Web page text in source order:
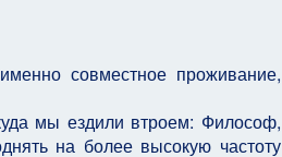
совместное проживание,
мы ездили втроем: Философ,
на более высокую частоту